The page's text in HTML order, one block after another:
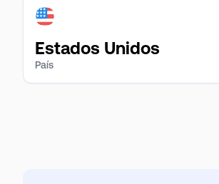
Estados Unidos
País